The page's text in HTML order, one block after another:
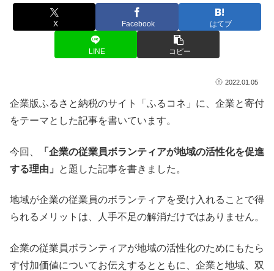
X Facebook はてブ
LINE コピー
2022.01.05
企業版ふるさと納税のサイト「ふるコネ」に、企業と寄付
をテーマとした記事を書いています。
今回、
「企業の従業員ボランティアが地域の活性化を促進
する理由」
と題した記事を書きました。
地域が企業の従業員のボランティアを受け入れることで得
られるメリットは、人手不足の解消だけではありません。
企業の従業員ボランティアが地域の活性化のためにもたら
す付加価値についてお伝えするとともに、企業と地域、双